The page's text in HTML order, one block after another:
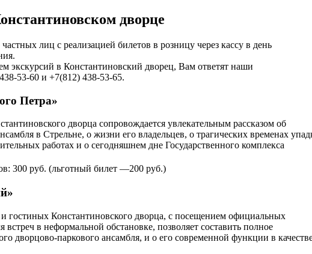
дворце
лиц с реализацией билетов в розницу через кассу в день
экскурсий в Константиновский дворец, Вам ответят наши
53-60 и +7(812) 438-53-65.
Петра»
дворца сопровождается увлекательным рассказом об
в Стрельне, о жизни его владельцев, о трагических временах
работах и о сегодняшнем дне Государственного комплекса
300 руб. (льготный билет —200 руб.)
гостиных Константиновского дворца, с посещением официальных
в неформальной обстановке, позволяет составить полное
дворцово-паркового ансамбля, и о его современной функции в